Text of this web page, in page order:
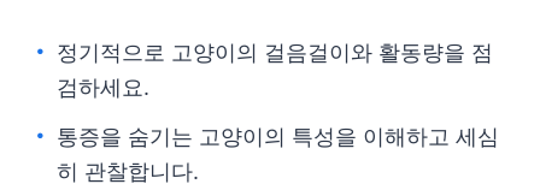
정기적으로 고양이의 걸음걸이와 활동량을 점
검하세요.
통증을 숨기는 고양이의 특성을 이해하고 세심
히 관찰합니다.